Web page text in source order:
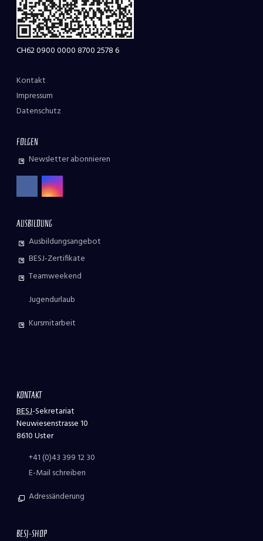
CH62 0900 0000 8700 2578 6
Kontakt
Impressum
Datenschutz
FOLGEN
Newsletter abonnieren
AUSBILDUNG
Ausbildungsangebot
BESJ-Zertifikate
Teamweekend
Jugendurlaub
Kursmitarbeit
KONTAKT
BESJ-Sekretariat
Neuwiesenstrasse 10
8610 Uster
+41 (0)43 399 12 30
E-Mail schreiben
Adressänderung
BESJ-SHOP